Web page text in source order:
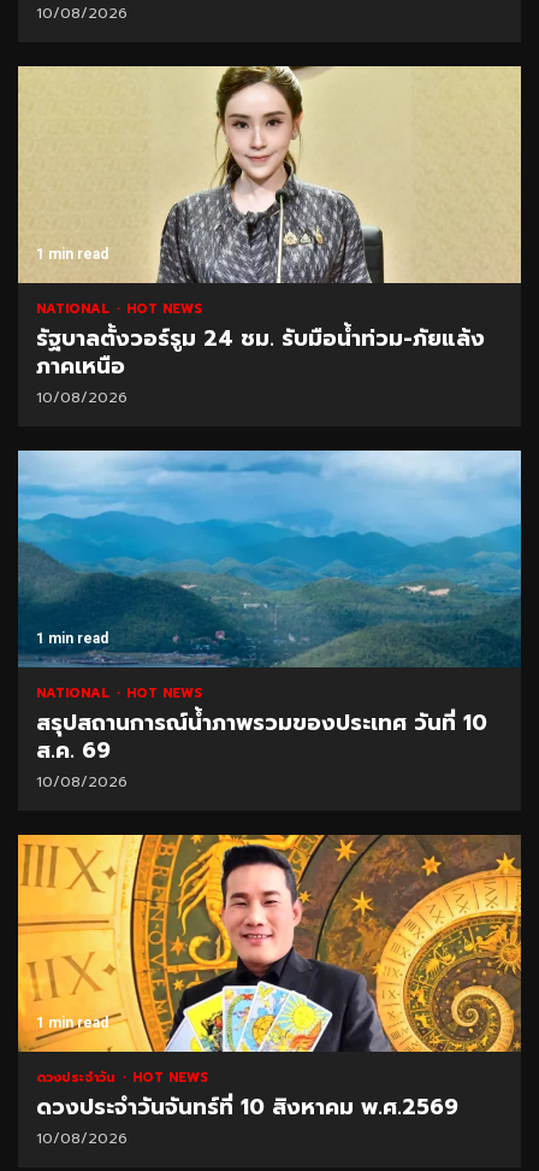
10/08/2026
1 min read
NATIONAL HOT NEWS
รัฐบาลตั้งวอร์รูม 24 ชม. รับมือน้ำท่วม-ภัยแล้ง
ภาคเหนือ
10/08/2026
1 min read
NATIONAL HOT NEWS
สรุปสถานการณ์น้ำภาพรวมของประเทศ วันที่ 10
ส.ค. 69
10/08/2026
1 min read
ดวงประจำวัน HOT NEWS
ดวงประจำวันจันทร์ที่ 10 สิงหาคม พ.ศ.2569
10/08/2026